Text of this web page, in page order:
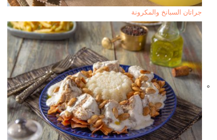
جراتان السبانخ والمكرونة